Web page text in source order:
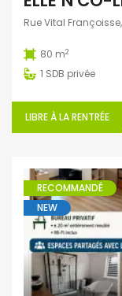
Rue Vital
80 m2
1 SDB privée
LIBRE À LA RENTRÉE
RECOMMANDÉ
NEW